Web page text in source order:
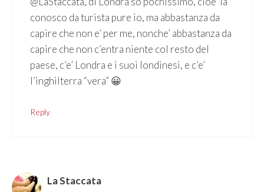
conosco da turista pure io, ma abbastanza da
capire che non e’ per me, nonche’ abbastanza da
capire che non c’entra niente col resto del
paese, c’e’ Londra e i suoi londinesi, e c’e’
l’inghilterra “vera” 😀
Reply
La Staccata